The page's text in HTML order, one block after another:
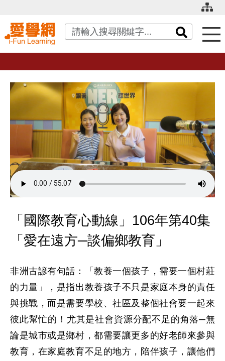
關鍵字搜尋
「國際教育心動線」106年第40集
「愛在遠方─談偏鄉教育」
非洲古諺有句話：「教養一個孩子，需要一個村莊
的力量」，是指出教養孩子不只是家庭本身的責任
與挑戰，而是需要學校、社區及整個社會要一起來
彼此幫忙的！尤其是社會資源分配不足的角落─無
論是城市或是鄉村，都需要讓更多的好老師來參與
教育，在家庭教育不足的地方，陪伴孩子，讓他們